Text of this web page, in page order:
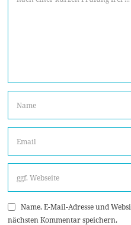
Name, E-Mail-Adresse und
nächsten Kommentar speichern.